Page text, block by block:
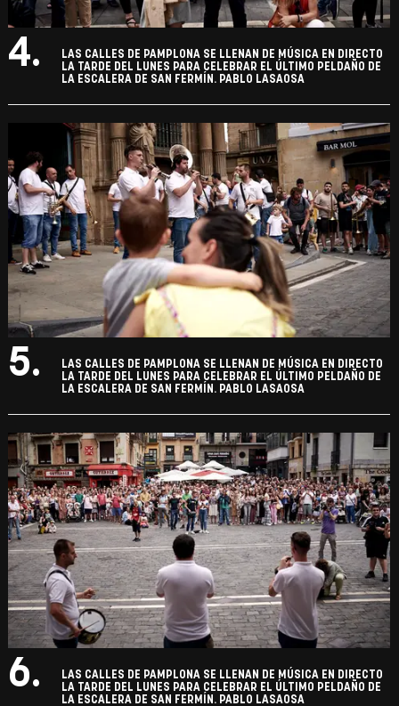
4.
LAS CALLES DE PAMPLONA SE LLENAN DE MÚSICA EN DIRECTO
LA TARDE DEL LUNES PARA CELEBRAR EL ÚLTIMO PELDAÑO DE
LA ESCALERA DE SAN FERMÍN. PABLO LASAOSA
5.
LAS CALLES DE PAMPLONA SE LLENAN DE MÚSICA EN DIRECTO
LA TARDE DEL LUNES PARA CELEBRAR EL ÚLTIMO PELDAÑO DE
LA ESCALERA DE SAN FERMÍN. PABLO LASAOSA
6.
LAS CALLES DE PAMPLONA SE LLENAN DE MÚSICA EN DIRECTO
LA TARDE DEL LUNES PARA CELEBRAR EL ÚLTIMO PELDAÑO DE
LA ESCALERA DE SAN FERMÍN. PABLO LASAOSA